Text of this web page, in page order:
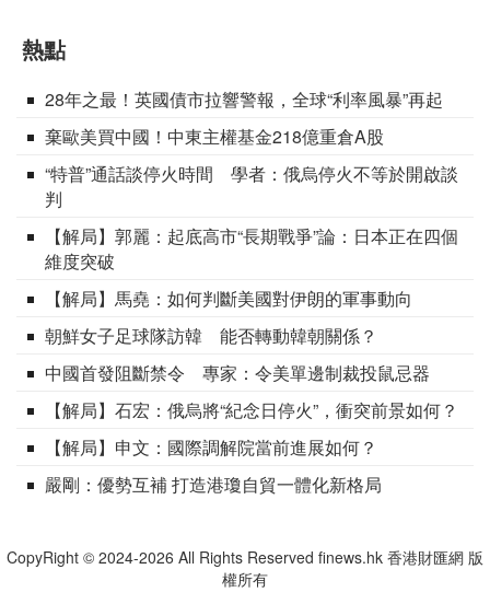
熱點
28年之最！英國債市拉響警報，全球“利率風暴”再起
棄歐美買中國！中東主權基金218億重倉A股
“特普”通話談停火時間 學者：俄烏停火不等於開啟談
判
【解局】郭麗：起底高市“長期戰爭”論：日本正在四個
維度突破
【解局】馬堯：如何判斷美國對伊朗的軍事動向
朝鮮女子足球隊訪韓 能否轉動韓朝關係？
中國首發阻斷禁令 專家：令美單邊制裁投鼠忌器
【解局】石宏：俄烏將“紀念日停火”，衝突前景如何？
【解局】申文：國際調解院當前進展如何？
嚴剛：優勢互補 打造港瓊自貿一體化新格局
CopyRight © 2024-2026 All Rights Reserved finews.hk 香港財匯網 版
權所有